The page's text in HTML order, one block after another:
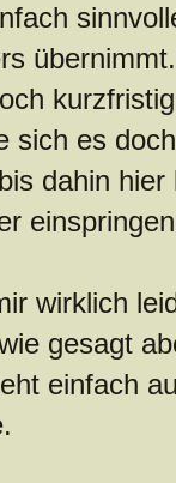
sich es
dahin
wirklich
gesagt
einfach